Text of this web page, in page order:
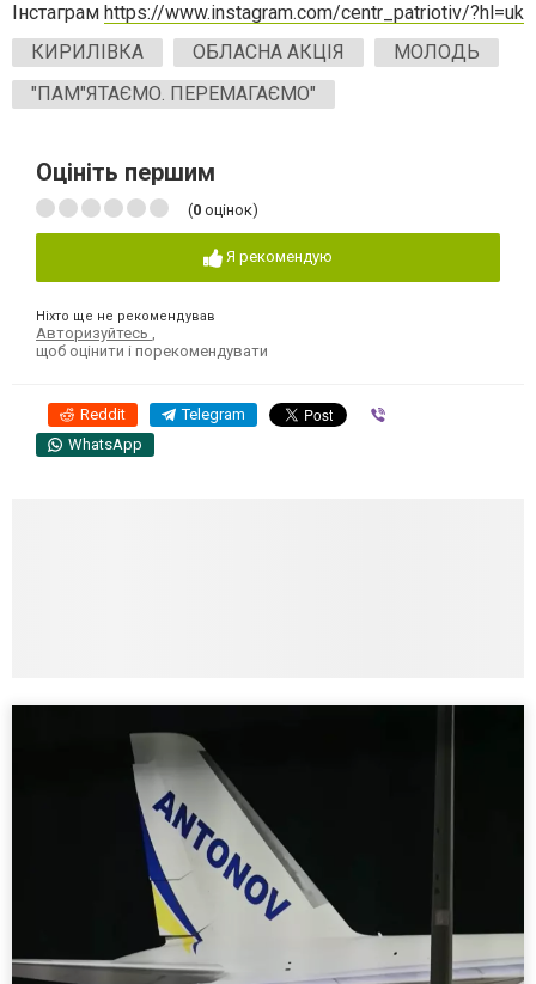
Інстаграм https://www.instagram.com/centr_patriotiv/?hl=uk
КИРИЛІВКА
ОБЛАСНА АКЦІЯ
МОЛОДЬ
"ПАМ"ЯТАЄМО. ПЕРЕМАГАЄМО"
Оцініть першим
(0 оцінок)
Я рекомендую
Ніхто ще не рекомендував
Авторизуйтесь
щоб оцінити і порекомендувати
Reddit Telegram
WhatsApp